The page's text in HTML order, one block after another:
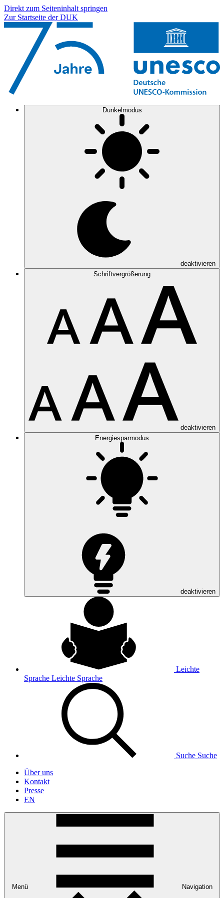
Direkt zum Seiteninhalt springen
Zur Startseite der DUK
Dunkelmodus
deaktivieren
Schriftvergrößerung
deaktivieren
Energiesparmodus
deaktivieren
Leichte
Sprache Leichte Sprache
Suche Suche
Über uns
Kontakt
Presse
EN
Menü Navigation